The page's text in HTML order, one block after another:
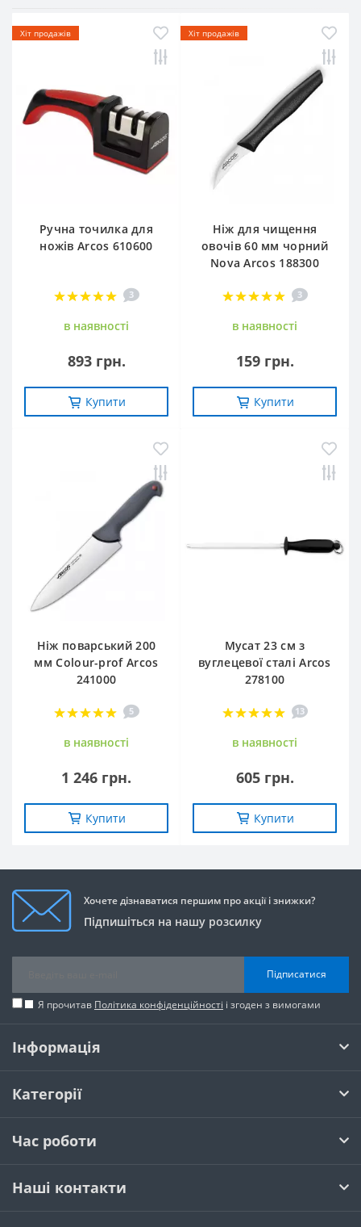
Хіт продажів
Ручна точилка для
ножів Arcos 610600
3
в наявностi
893 грн.
Купити
Хіт продажів
Ніж для чищення
овочів 60 мм чорний
Nova Arcos 188300
3
в наявностi
159 грн.
Купити
Ніж поварський 200
мм Сolour-prof Arcos
241000
5
в наявностi
1 246 грн.
Купити
Мусат 23 см з
вуглецевої сталі Arcos
278100
13
в наявностi
605 грн.
Купити
Хочете дізнаватися першим про акції і знижки?
Підпишіться на нашу розсилку
Підписатися
Я прочитав Політика конфіденційності і згоден з вимогами
Інформація
Категорії
Час роботи
Наші контакти